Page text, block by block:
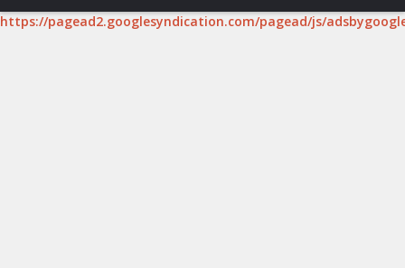
https://pagead2.googlesyndication.com/pagead/js/